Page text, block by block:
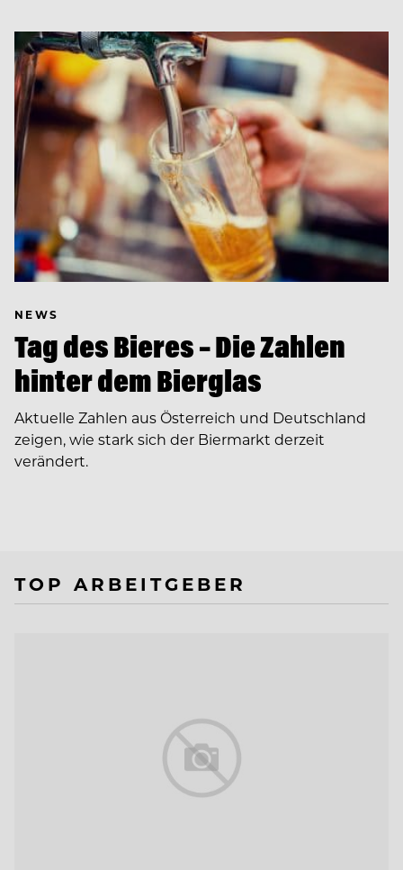
NEWS
Tag des Bieres – Die Zahlen
hinter dem Bierglas
Aktuelle Zahlen aus Österreich und Deutschland
zeigen, wie stark sich der Biermarkt derzeit
verändert.
TOP ARBEITGEBER